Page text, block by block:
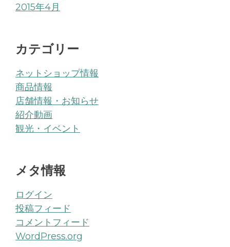
2015年4月
カテゴリー
ネットショップ情報
商品情報
店舗情報・お知らせ
紹介動画
観光・イベント
メタ情報
ログイン
投稿フィード
コメントフィード
WordPress.org